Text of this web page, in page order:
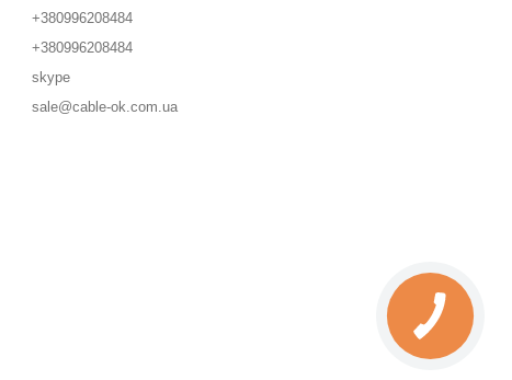
+380996208484
+380996208484
skype
sale@cable-ok.com.ua